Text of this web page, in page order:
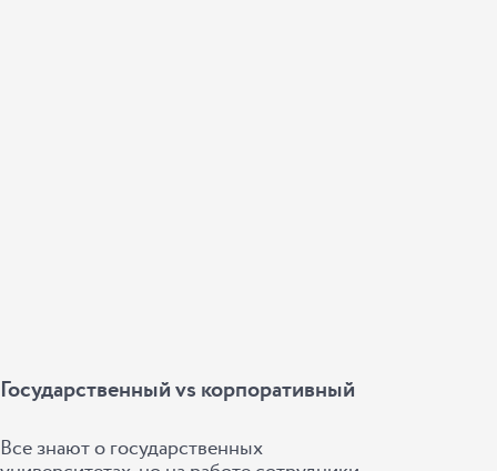
Государственный vs корпоративный
Все знают о государственных